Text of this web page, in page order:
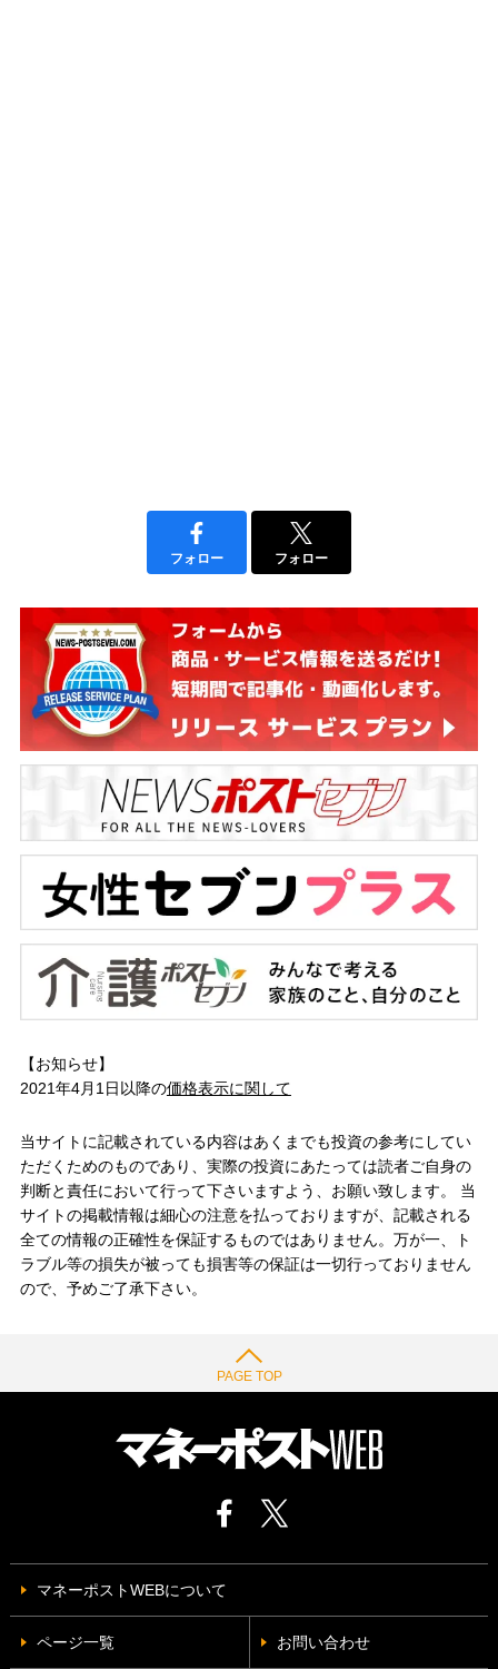
フォロー フォロー
【お知らせ】
2021年4月1日以降の価格表示に関して
当サイトに記載されている内容はあくまでも投資の参考にしてい
ただくためのものであり、実際の投資にあたっては読者ご自身の
判断と責任において行って下さいますよう、お願い致します。 当
サイトの掲載情報は細心の注意を払っておりますが、記載される
全ての情報の正確性を保証するものではありません。万が一、ト
ラブル等の損失が被っても損害等の保証は一切行っておりません
ので、予めご了承下さい。
PAGE TOP
マネーポストWEBについて
ページ一覧 お問い合わせ